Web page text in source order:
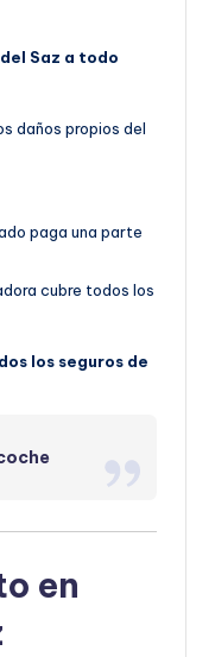
Saz a todo
daños propios del
paga una parte
cubre todos los
los seguros de
en